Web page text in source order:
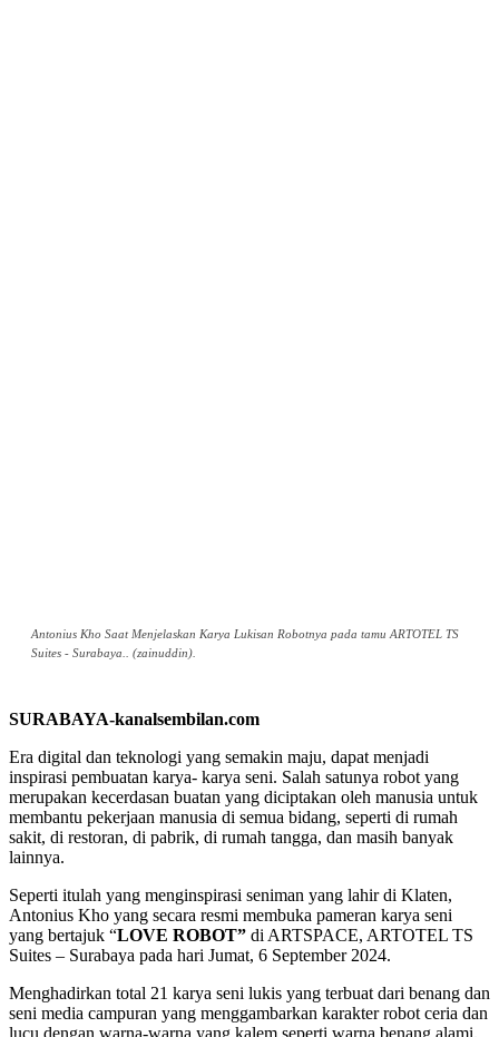
Antonius Kho Saat Menjelaskan Karya Lukisan Robotnya pada tamu ARTOTEL TS
Suites - Surabaya.. (zainuddin).
SURABAYA-kanalsembilan.com
Era digital dan teknologi yang semakin maju, dapat menjadi
inspirasi pembuatan karya- karya seni. Salah satunya robot yang
merupakan kecerdasan buatan yang diciptakan oleh manusia untuk
membantu pekerjaan manusia di semua bidang, seperti di rumah
sakit, di restoran, di pabrik, di rumah tangga, dan masih banyak
lainnya.
Seperti itulah yang menginspirasi seniman yang lahir di Klaten,
Antonius Kho yang secara resmi membuka pameran karya seni
yang bertajuk “LOVE ROBOT” di ARTSPACE, ARTOTEL TS
Suites – Surabaya pada hari Jumat, 6 September 2024.
Menghadirkan total 21 karya seni lukis yang terbuat dari benang dan
seni media campuran yang menggambarkan karakter robot ceria dan
lucu dengan warna-warna yang kalem seperti warna benang alami.